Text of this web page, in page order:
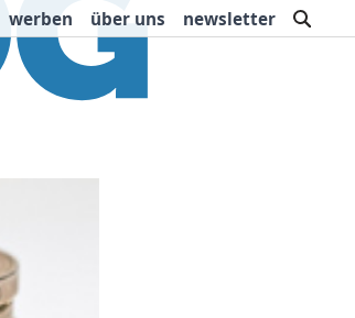
werben über uns newsletter